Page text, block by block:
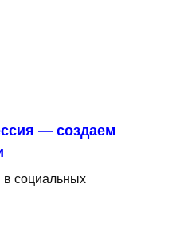
— создаем
в социальных